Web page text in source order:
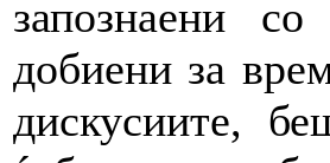
запознаени
добиени за
дискусиите,